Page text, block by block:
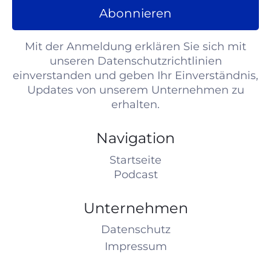
Abonnieren
Mit der Anmeldung erklären Sie sich mit
unseren Datenschutzrichtlinien
einverstanden und geben Ihr Einverständnis,
Updates von unserem Unternehmen zu
erhalten.
Navigation
Startseite
Podcast
Unternehmen
Datenschutz
Impressum